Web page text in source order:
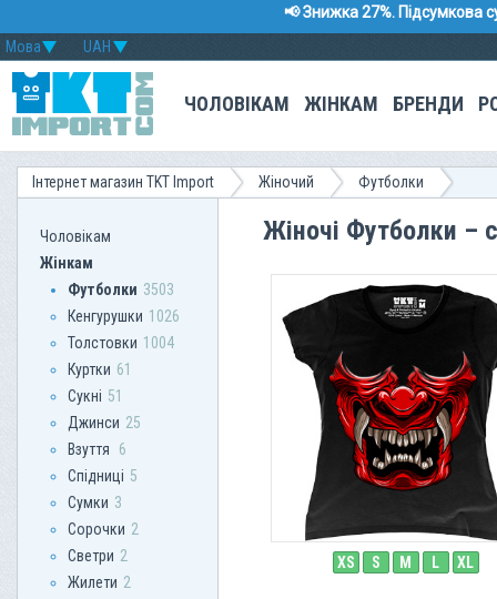
📢 Знижка 27%. Підсумкова
UAH
Мова
ЧОЛОВІКАМ ЖІНКАМ БРЕНДИ
Інтернет магазин TKT Import Жіночий Футболки
Жіночі Футболки –
XS S M L XL
Чоловікам
Жінкам
Футболки 3503
Кенгурушки 1026
Толстовки 1004
Куртки 61
Сукні 51
Джинси 25
Взуття
6
Спідниці 5
Сумки 3
Сорочки 2
Светри 2
Жилети 2